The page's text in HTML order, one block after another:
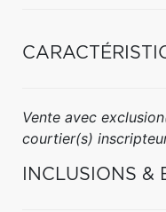
Vente avec
courtier(s)
INCLUSIONS &